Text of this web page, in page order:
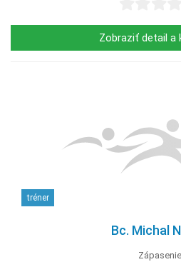
Zobraziť detail a
tréner
Bc. Michal
Zápasenie